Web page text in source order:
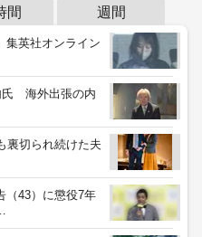
間 週間
集英社オンライン
氏 海外出張の内
裏切られ続けた夫
（43）に懲役7年